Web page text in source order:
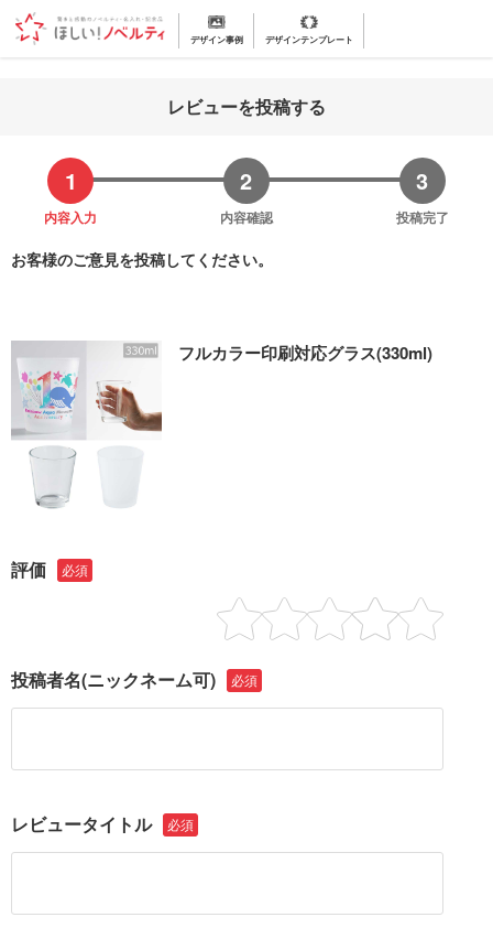
デザイン事例 デザインテンプレート
レビューを投稿する
内容入力 内容確認 投稿完了
お客様のご意見を投稿してください。
フルカラー印刷対応グラス(330ml)
評価 必須
投稿者名(ニックネーム可) 必須
レビュータイトル 必須